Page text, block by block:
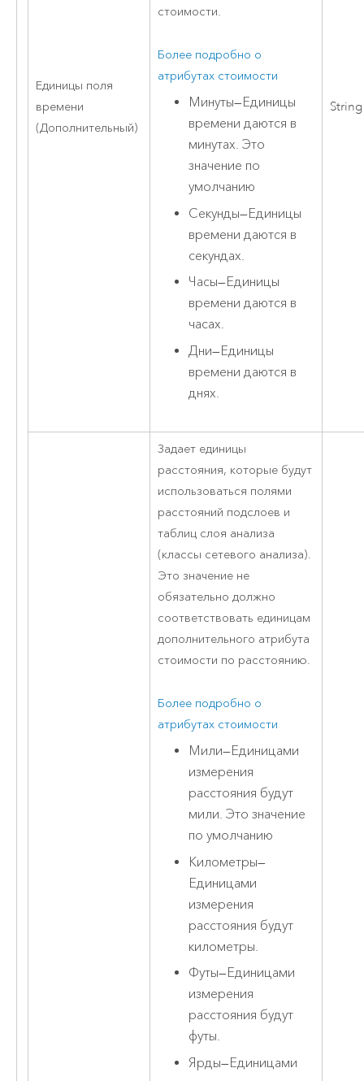
Единицы поля
времени
(Дополнительный)
стоимости.
Более подробно о
атрибутах стоимости
Минуты—Единицы
времени даются в
минутах. Это
значение по
умолчанию
Секунды—Единицы
времени даются в
секундах.
Часы—Единицы
времени даются в
часах.
Дни—Единицы
времени даются в
днях.
String
Задает единицы
расстояния, которые будут
использоваться полями
расстояний подслоев и
таблиц слоя анализа
(классы сетевого анализа).
Это значение не
обязательно должно
соответствовать единицам
дополнительного атрибута
стоимости по расстоянию.
Более подробно о
атрибутах стоимости
Мили—Единицами
измерения
расстояния будут
мили. Это значение
по умолчанию
Километры—
Единицами
измерения
расстояния будут
километры.
Футы—Единицами
измерения
расстояния будут
футы.
Ярды—Единицами